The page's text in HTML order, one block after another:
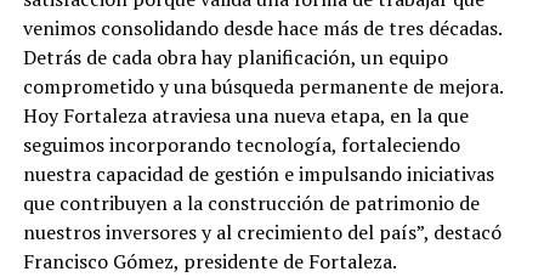
venimos consolidando desde hace más de tres décadas.
Detrás de cada obra hay planificación, un equipo
comprometido y una búsqueda permanente de mejora.
Hoy Fortaleza atraviesa una nueva etapa, en la que
seguimos incorporando tecnología, fortaleciendo
nuestra capacidad de gestión e impulsando iniciativas
que contribuyen a la construcción de patrimonio de
nuestros inversores y al crecimiento del país”, destacó
Francisco Gómez, presidente de Fortaleza.